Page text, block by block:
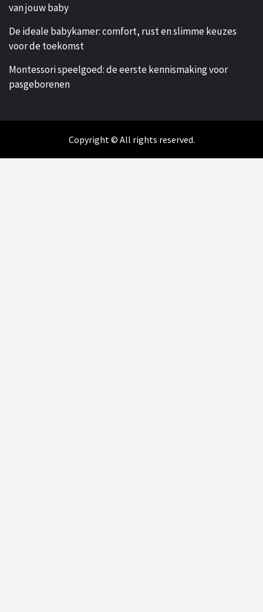
van jouw baby
De ideale babykamer: comfort, rust en slimme keuzes
voor de toekomst
Montessori speelgoed: de eerste kennismaking voor
pasgeborenen
Copyright © All rights reserved.